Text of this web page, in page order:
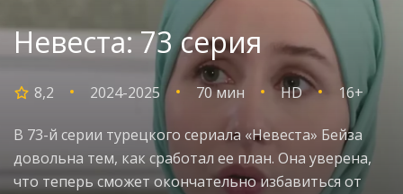
Невеста: 73 серия
8,2 2024-2025 70 мин HD 16+
В 73-й серии турецкого сериала «Невеста» Бейза
довольна тем, как сработал ее план. Она уверена,
что теперь сможет окончательно избавиться от